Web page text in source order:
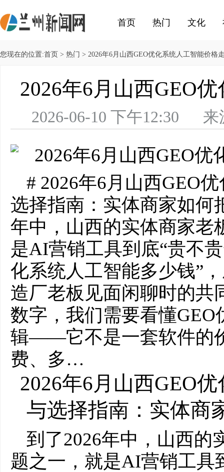
首页 热门 文化
您现在的位置:首页 > 热门 > 2026年6月山西GEO优化系统人工智能价格
2026年6月山西GEO
2026-06-10 下午12:30
# 2026年6月山西GEO
选择指南：实体商家如何
年中，山西的实体商家老
是AI营销工具到底“贵不
化系统人工智能多少钱”
造厂老板见面闲聊时的共
数字，我们需要看懂
辑——它不是一套软件的
费、多…
2026年6月山西GEO
与选择指南：实体商
到了2026年中，山西的
题之一，就是AI营销工具